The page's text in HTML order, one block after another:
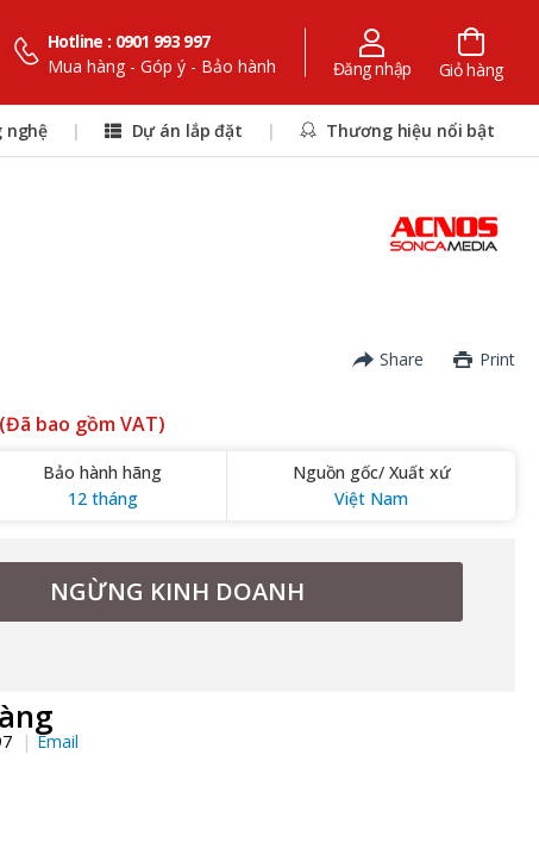
Hotline : 0901 993 997
Mua hàng - Góp ý - Bảo hành
Đăng nhập Giỏ hàng
nghệ | Dự án lắp đặt | Thương hiệu nổi bật
Share Print
(Đã bao gồm VAT)
Bảo hành hãng
12 tháng
Nguồn gốc/ Xuất xứ
Việt Nam
NGỪNG KINH DOANH
Email